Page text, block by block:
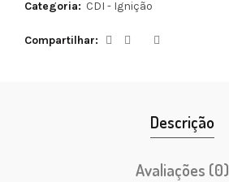
Categoria: CDI - Ignição
Compartilhar
Descrição
Avaliações (0)